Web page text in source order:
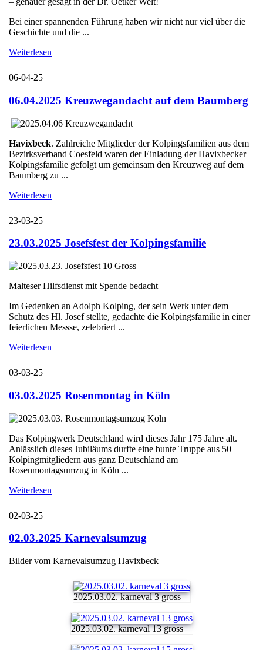
Bei einer spannenden Führung haben wir nicht nur viel über die
Geschichte und die ...
Weiterlesen
06-04-25
06.04.2025 Kreuzwegandacht auf dem Baumberg
Havixbeck. Zahlreiche Mitglieder der Kolpingsfamilien aus dem
Bezirksverband Coesfeld waren der Einladung der Havixbecker
Kolpingsfamilie gefolgt um gemeinsam den Kreuzweg auf dem
Baumberg zu ...
Weiterlesen
23-03-25
23.03.2025 Josefsfest der Kolpingsfamilie
Malteser Hilfsdienst mit Spende bedacht
Im Gedenken an Adolph Kolping, der sein Werk unter dem
Schutz des Hl. Josef stellte, gedachte die Kolpingsfamilie in einer
feierlichen Messse, zelebriert ...
Weiterlesen
03-03-25
03.03.2025 Rosenmontag in Köln
Das Kolpingwerk Deutschland wird dieses Jahr 175 Jahre alt.
Anlässlich dieses Jubiläums durfte eine bunte Truppe aus 50
Kolpingmitgliedern aus ganz Deutschland am
Rosenmontagsumzug in Köln ...
Weiterlesen
02-03-25
02.03.2025 Karnevalsumzug
Bilder vom Karnevalsumzug Havixbeck
2025.03.02. karneval 3 gross
2025.03.02. karneval 13 gross